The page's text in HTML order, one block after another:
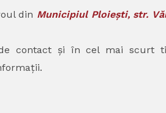
din Municipiul Ploiești, str.
contact și în cel mai scurt